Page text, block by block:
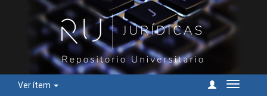
Ver ítem
Cambiar